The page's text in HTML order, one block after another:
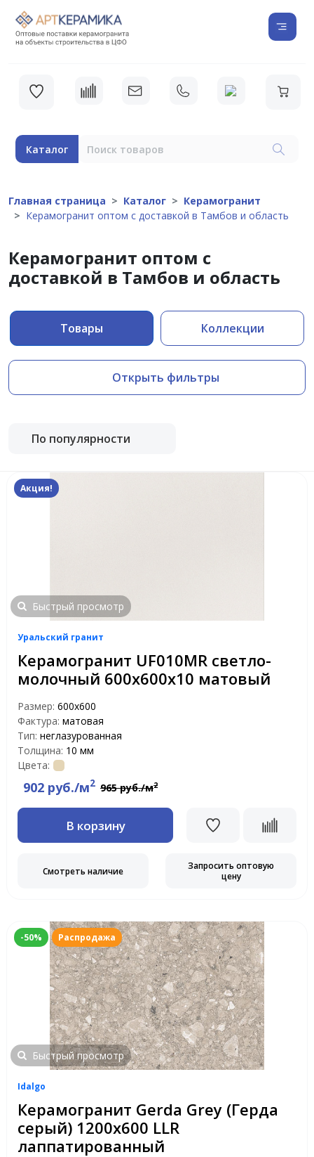
Каталог
Главная страница Каталог
Керамогранит
Керамогранит оптом с доставкой в Тамбов и область
Керамогранит оптом с
доставкой в Тамбов и область
Товары Коллекции
Открыть фильтры
По популярности
Акция!
Быстрый просмотр
Уральский гранит
Керамогранит UF010MR светло-
молочный 600х600х10 матовый
Размер: 600х600
Фактура: матовая
Тип: неглазурованная
Толщина: 10 мм
Цвета:
902 руб./м2 965 руб./м2
В корзину
Смотреть наличие
Запросить оптовую
цену
-50% Распродажа
Быстрый просмотр
Idalgo
Керамогранит Gerda Grey (Герда
серый) 1200х600 LLR
лаппатированный